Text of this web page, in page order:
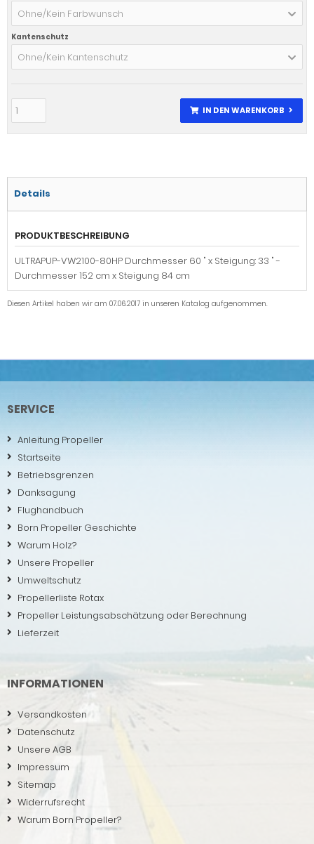
Ohne/Kein Farbwunsch
Kantenschutz
Ohne/Kein Kantenschutz
IN DEN WARENKORB
Details
PRODUKTBESCHREIBUNG
ULTRAPUP-VW2100-80HP Durchmesser 60 " x Steigung: 33 " -
Durchmesser 152 cm x Steigung 84 cm
Diesen Artikel haben wir am 07.06.2017 in unseren Katalog aufgenommen.
SERVICE
Anleitung Propeller
Startseite
Betriebsgrenzen
Danksagung
Flughandbuch
Born Propeller Geschichte
Warum Holz?
Unsere Propeller
Umweltschutz
Propellerliste Rotax
Propeller Leistungsabschätzung oder Berechnung
Lieferzeit
INFORMATIONEN
Versandkosten
Datenschutz
Unsere AGB
Impressum
Sitemap
Widerrufsrecht
Warum Born Propeller?